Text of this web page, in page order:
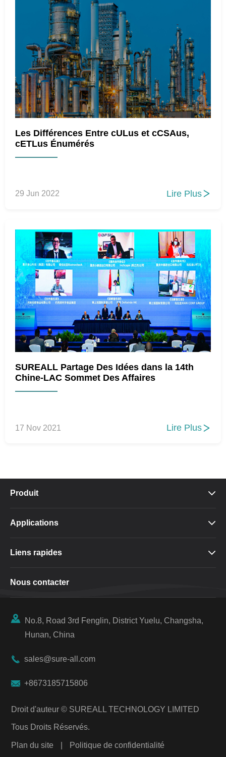
Les Différences Entre cULus et cCSAus,
cETLus Énumérés
29 Jun 2022 Lire Plus 
SUREALL Partage Des Idées dans la 14th
Chine-LAC Sommet Des Affaires
17 Nov 2021 Lire Plus 
Produit 
Applications 
Liens rapides 
Nous contacter

No.8, Road 3rd Fenglin, District Yuelu, Changsha,
Hunan, China
 sales@sure-all.com
 +8673185715806
Droit d'auteur © SUREALL TECHNOLOGY LIMITED
Tous Droits Réservés.
Plan du site Politique de confidentialité